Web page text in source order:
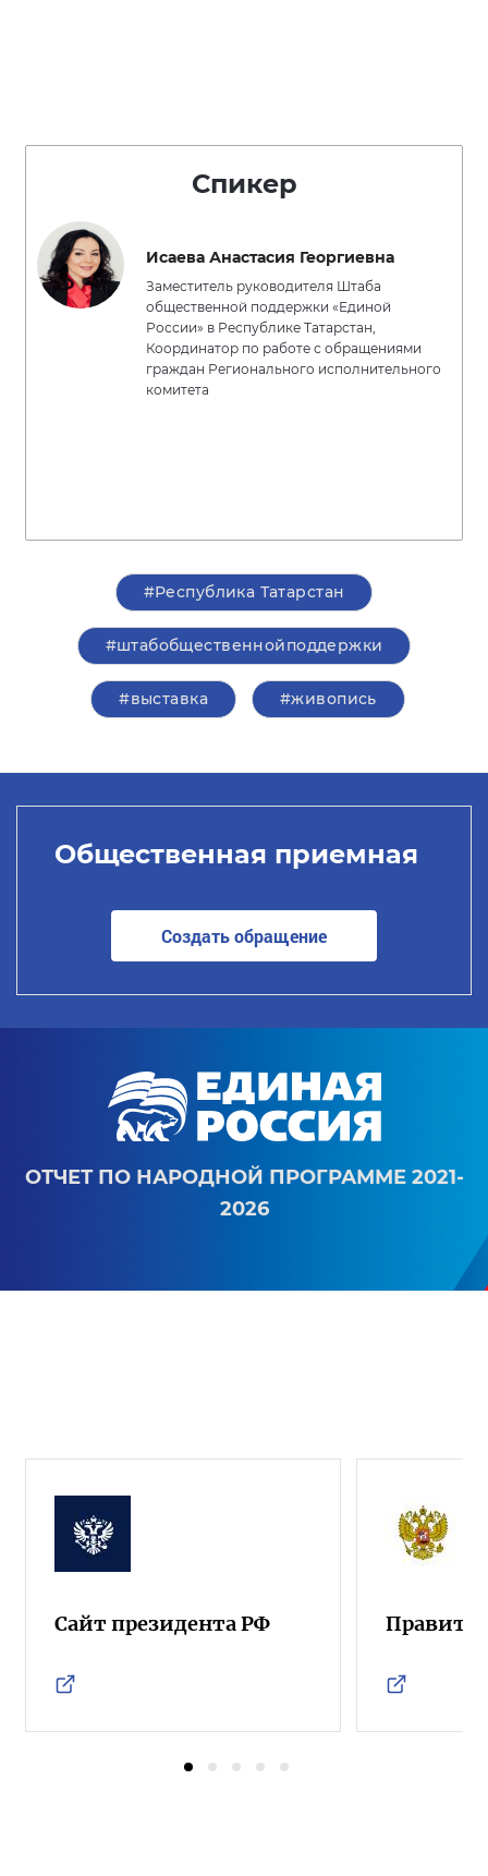
Спикер
Исаева Анастасия Георгиевна
Заместитель руководителя Штаба
общественной поддержки «Единой
России» в Республике Татарстан,
Координатор по работе с обращениями
граждан Регионального исполнительного
комитета
#Республика Татарстан
#штабобщественнойподдержки
#выставка #живопись
Общественная приемная
Создать обращение
ОТЧЕТ ПО НАРОДНОЙ ПРОГРАММЕ 2021-
2026
Сайт президента РФ